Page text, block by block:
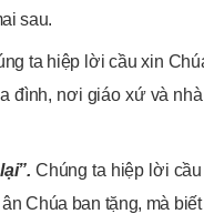
sau.
ta hiệp lời cầu xin
đình, nơi giáo xứ và
Chúng ta hiệp lời
Chúa ban tặng, mà